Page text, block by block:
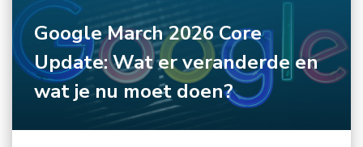
Google March 2026 Core
Update: Wat er veranderde en
wat je nu moet doen?